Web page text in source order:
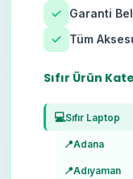
Garanti
Tüm
Sıfır Ürün
💻Sıfır Laptop
📍Adana
📍Adıyaman